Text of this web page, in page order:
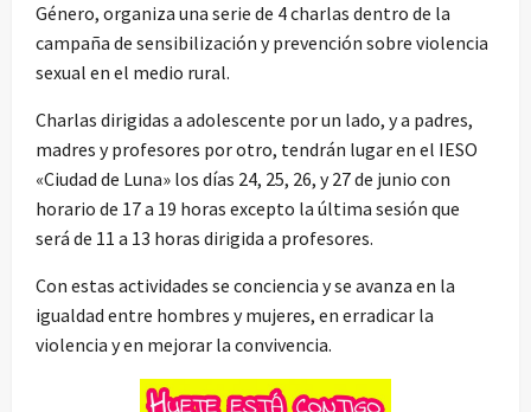
Género, organiza una serie de 4 charlas dentro de la
campaña de sensibilización y prevención sobre violencia
sexual en el medio rural.
Charlas dirigidas a adolescente por un lado, y a padres,
madres y profesores por otro, tendrán lugar en el IESO
«Ciudad de Luna» los días 24, 25, 26, y 27 de junio con
horario de 17 a 19 horas excepto la última sesión que
será de 11 a 13 horas dirigida a profesores.
Con estas actividades se conciencia y se avanza en la
igualdad entre hombres y mujeres, en erradicar la
violencia y en mejorar la convivencia.